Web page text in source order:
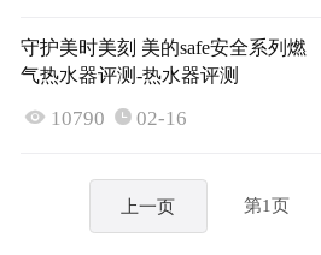
守护美时美刻 美的safe安全系列燃
气热水器评测-热水器评测
 10790  02-16
上一页 第1页